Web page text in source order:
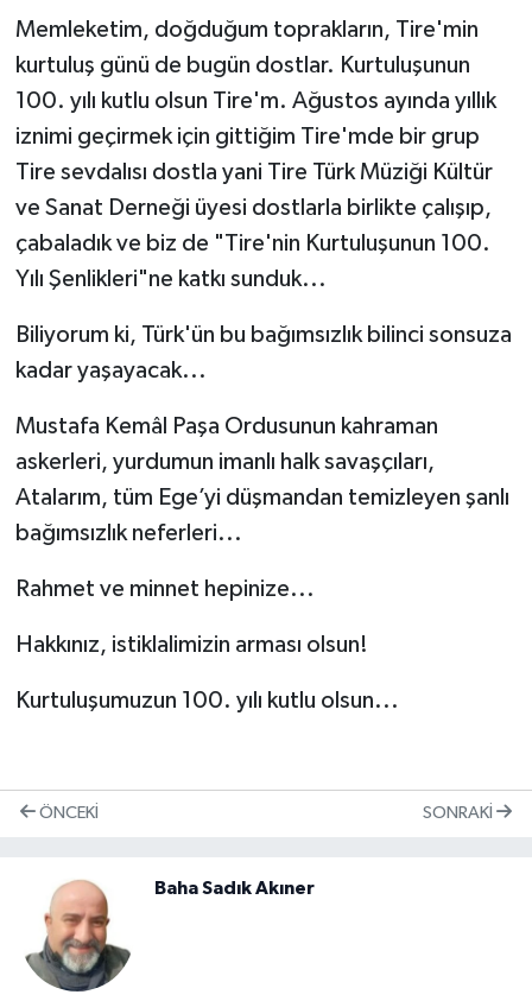
Memleketim, doğduğum toprakların, Tire'min
kurtuluş günü de bugün dostlar. Kurtuluşunun
100. yılı kutlu olsun Tire'm. Ağustos ayında yıllık
iznimi geçirmek için gittiğim Tire'mde bir grup
Tire sevdalısı dostla yani Tire Türk Müziği Kültür
ve Sanat Derneği üyesi dostlarla birlikte çalışıp,
çabaladık ve biz de "Tire'nin Kurtuluşunun 100.
Yılı Şenlikleri"ne katkı sunduk...
Biliyorum ki, Türk'ün bu bağımsızlık bilinci sonsuza
kadar yaşayacak...
Mustafa Kemâl Paşa Ordusunun kahraman
askerleri, yurdumun imanlı halk savaşçıları,
Atalarım, tüm Ege’yi düşmandan temizleyen şanlı
bağımsızlık neferleri...
Rahmet ve minnet hepinize...
Hakkınız, istiklalimizin arması olsun!
Kurtuluşumuzun 100. yılı kutlu olsun...
ÖNCEKI SONRAKI
Baha Sadık Akıner